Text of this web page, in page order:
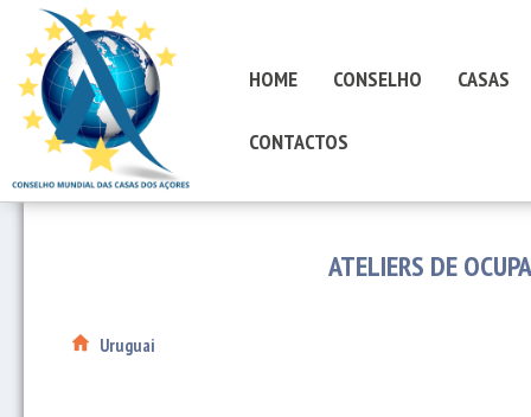
HOME CONSELHO CASAS
CONTACTOS
ATELIERS DE
Uruguai